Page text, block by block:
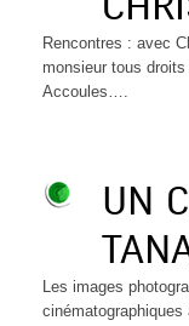
Rencontres : avec
monsieur tous
Accoules….
UN
Les images